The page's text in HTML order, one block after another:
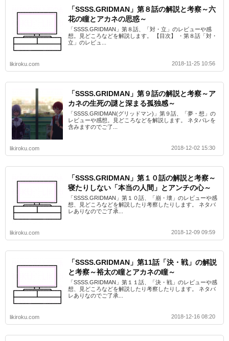
「SSSS.GRIDMAN」第８話の解説と考察～六
花の瞳とアカネの思惑～
「SSSS.GRIDMAN」第８話、「対・立」のレビューや感
想。見どころなどを解説します。 【目次】 ・第８話「対・
立」のレビュ...
likiroku.com 2018-11-25 10:56
「SSSS.GRIDMAN」第９話の解説と考察～ア
カネの生死の謎と深まる孤独感～
「SSSS.GRIDMAN(グリッドマン)」第９話、「夢・想」の
レビューや感想。見どころなどを解説します。 ネタバレを
含みますのでご了...
likiroku.com 2018-12-02 15:30
「SSSS.GRIDMAN」第１０話の解説と考察～
寝たりしない「本当の人間」とアンチの心～
「SSSS.GRIDMAN」第１０話、「崩・壊」のレビューや感
想、見どころなどを解説したり考察したりします。 ネタバ
レありなのでご了承...
likiroku.com 2018-12-09 09:59
「SSSS.GRIDMAN」第11話「決・戦」の解説
と考察～裕太の瞳とアカネの瞳～
「SSSS.GRIDMAN」第１１話、「決・戦」のレビューや感
想、見どころなどを解説したり考察したりします。 ネタバ
レありなのでご了承...
likiroku.com 2018-12-16 08:20